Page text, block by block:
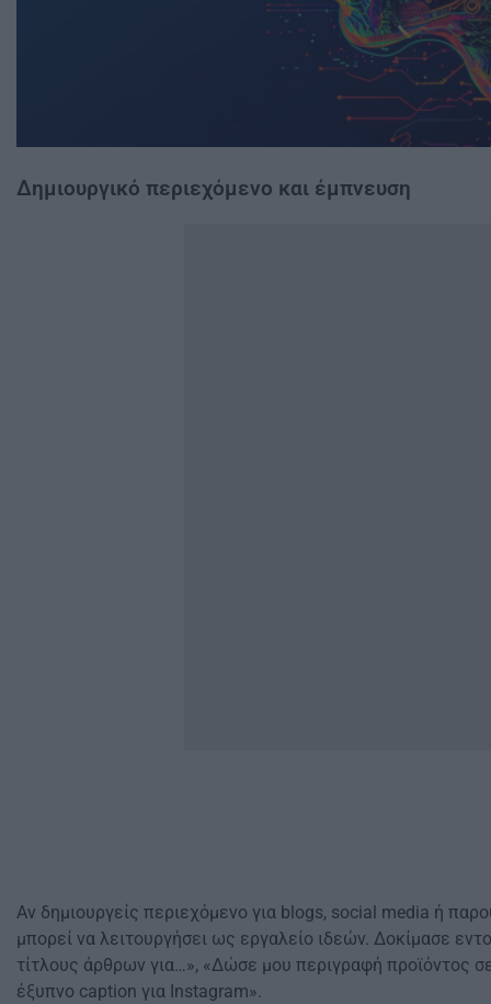
Δημιουργικό περιεχόμενο και έμπνευση
Αν δημιουργείς περιεχόμενο για blogs, social media ή
μπορεί να λειτουργήσει ως εργαλείο ιδεών. Δοκίμασε
τίτλους άρθρων για…», «Δώσε μου περιγραφή προϊόντος
έξυπνο caption για Instagram».